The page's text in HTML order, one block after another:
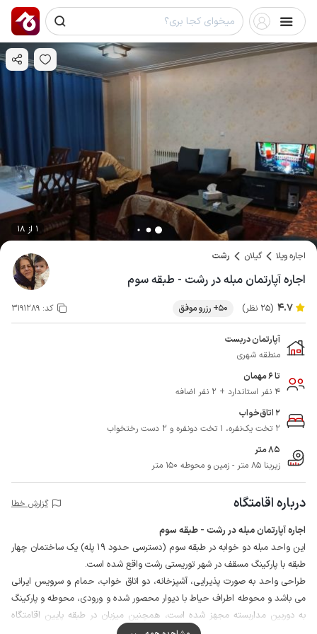
1 از 18
اجاره ویلا گیلان رشت
اجاره آپارتمان مبله در رشت - طبقه سوم
4.7 (25 نظر) 50+ رزرو موفق کد: 3191289
آپارتمان دربست
منطقه شهری
تا 6 مهمان
4 نفر استاندارد + 2 نفر اضافه
2 اتاق‌خواب
2 تخت یک‌نفره، 1 تخت دونفره و 2 دست رختخواب
85 متر
زیربنا 85 متر - زمین و محوطه 150 متر
درباره اقامتگاه گزارش خطا
اجاره آپارتمان مبله در رشت - طبقه سوم
این واحد مبله دو خوابه در طبقه سوم (دسترسی حدود 19 پله) یک ساختمان چهار
طبقه با پارکینگ مسقف در شهر توریستی رشت واقع شده است.
طراحی واحد به صورت پذیرایی، آشپزخانه، دو اتاق خواب، حمام و سرویس ایرانی
می باشد و محوطه اطراف حیاط با دیوار محصور شده و ورودی، محوطه و پارکینگ
به دوربین مداربسته مجهز شده است، همچنین میزبان در طبقه پایین اقامتگاه